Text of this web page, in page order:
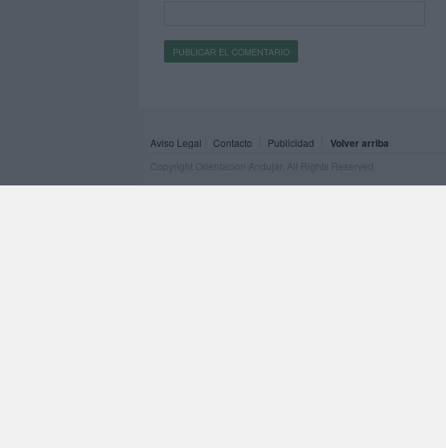
Aviso Legal Contacto Publicidad Volver arriba